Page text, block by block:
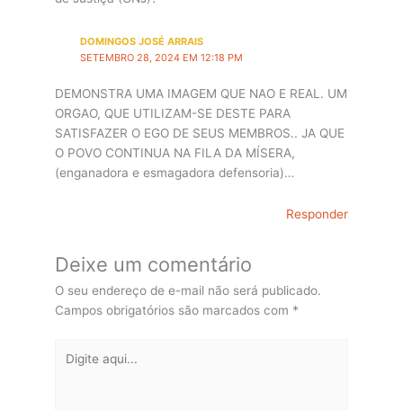
DOMINGOS JOSÉ ARRAIS
SETEMBRO 28, 2024 EM 12:18 PM
DEMONSTRA UMA IMAGEM QUE NAO E REAL. UM
ORGAO, QUE UTILIZAM-SE DESTE PARA
SATISFAZER O EGO DE SEUS MEMBROS.. JA QUE
O POVO CONTINUA NA FILA DA MÍSERA,
(enganadora e esmagadora defensoria)…
Responder
Deixe um comentário
O seu endereço de e-mail não será publicado.
Campos obrigatórios são marcados com *
aqui...